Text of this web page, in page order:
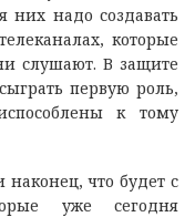
надо создавать
которые
слушают. В защите
первую роль,
к тому
что будет с
уже сегодня